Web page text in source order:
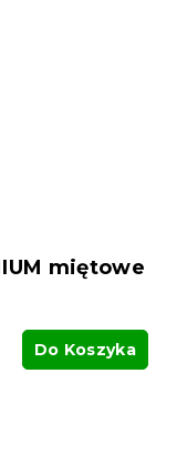
miętowe
Do Koszyka